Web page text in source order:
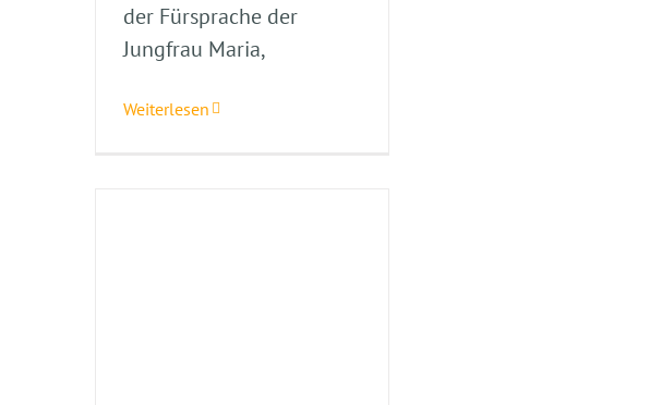
der Fürsprache der
Jungfrau Maria,
Weiterlesen